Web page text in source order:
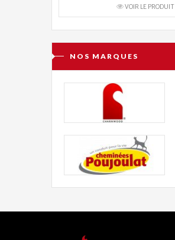
VOIR LE PRODUIT
NOS MARQUES